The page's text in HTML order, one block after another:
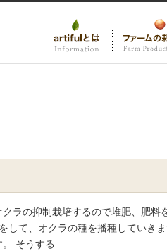
ラの抑制栽培するので堆肥、肥料
して、オクラの種を播種していき
そうする...